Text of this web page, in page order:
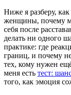
Ниже я разберу,
женщины, почему
себя после
делать ни одного
практике: где
границ, и почему
тех, кому нужен
меня есть тест:
того, как эмоция